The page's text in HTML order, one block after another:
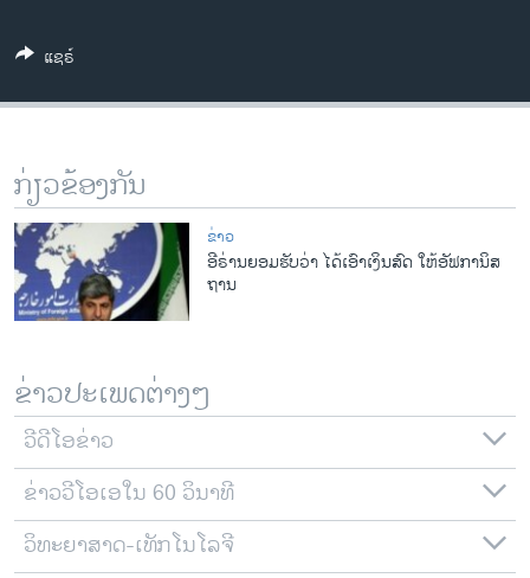
ທຸລະກິດ
ພາສາອັງກິດ
ສຽງ
ລາຍການກະຈາຍສຽງ
ລາຍງານ
ຕິດຕາມພວກເຮົາ ທີ່
ພາສາຕ່າງໆ
ແຊຣ໌
ກ່ຽວຂ້ອງກັນ
ຂ່າວ
ອີຣ່ານຍອມຮັບວ່າ ໄດ້ເອົາເງິນສົດ ໃຫ້ອັຟການິສ
ຖານ
ຂ່າວປະເພດຕ່າງໆ
ວີດີໂອຂ່າວ
ຂ່າວວີໂອເອໃນ 60 ວິນາທີ
ວິທະຍາສາດ-ເທັກໂນໂລຈີ